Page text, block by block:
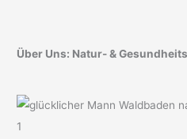
Über Uns: Natur- &